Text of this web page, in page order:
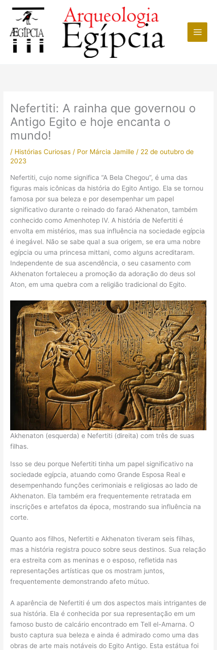
conteúdo
Nefertiti: A rainha que governou o
Antigo Egito e hoje encanta o
mundo!
/ Histórias Curiosas / Por Márcia Jamille / 22 de outubro de
2023
Nefertiti, cujo nome significa “A Bela Chegou”, é uma das
figuras mais icônicas da história do Egito Antigo. Ela se tornou
famosa por sua beleza e por desempenhar um papel
significativo durante o reinado do faraó Akhenaton, também
conhecido como Amenhotep IV. A história de Nefertiti é
envolta em mistérios, mas sua influência na sociedade egípcia
é inegável. Não se sabe qual a sua origem, se era uma nobre
egípcia ou uma princesa mittani, como alguns acreditaram.
Independente de sua ascendência, o seu casamento com
Akhenaton fortaleceu a promoção da adoração do deus sol
Aton, em uma quebra com a religião tradicional do Egito.
Akhenaton (esquerda) e Nefertiti (direita) com três de suas
filhas.
Isso se deu porque Nefertiti tinha um papel significativo na
sociedade egípcia, atuando como Grande Esposa Real e
desempenhando funções cerimoniais e religiosas ao lado de
Akhenaton. Ela também era frequentemente retratada em
inscrições e artefatos da época, mostrando sua influência na
corte.
Quanto aos filhos, Nefertiti e Akhenaton tiveram seis filhas,
mas a história registra pouco sobre seus destinos. Sua relação
era estreita com as meninas e o esposo, refletida nas
representações artísticas que os mostram juntos,
frequentemente demonstrando afeto mútuo.
A aparência de Nefertiti é um dos aspectos mais intrigantes de
sua história. Ela é conhecida por sua representação em um
famoso busto de calcário encontrado em Tell el-Amarna. O
busto captura sua beleza e ainda é admirado como uma das
obras de arte mais notáveis do Egito Antigo. Esta estátua foi